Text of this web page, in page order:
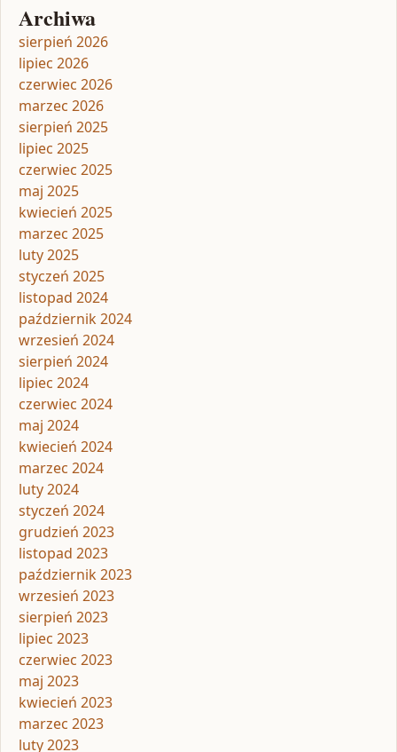
Archiwa
sierpień 2026
lipiec 2026
czerwiec 2026
marzec 2026
sierpień 2025
lipiec 2025
czerwiec 2025
maj 2025
kwiecień 2025
marzec 2025
luty 2025
styczeń 2025
listopad 2024
październik 2024
wrzesień 2024
sierpień 2024
lipiec 2024
czerwiec 2024
maj 2024
kwiecień 2024
marzec 2024
luty 2024
styczeń 2024
grudzień 2023
listopad 2023
październik 2023
wrzesień 2023
sierpień 2023
lipiec 2023
czerwiec 2023
maj 2023
kwiecień 2023
marzec 2023
luty 2023